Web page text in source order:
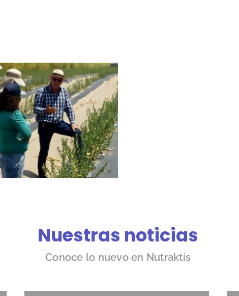
Nuestras noticias
Conoce lo nuevo en Nutraktis